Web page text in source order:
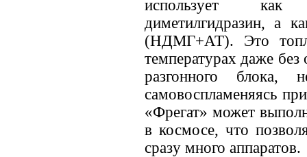
использует как
диметилгидразин, а
(НДМГ+АТ). Это
температурах даже
разгонного блока,
самовоспламеняясь
«Фрегат» может
в космосе, что
сразу много аппаратов.